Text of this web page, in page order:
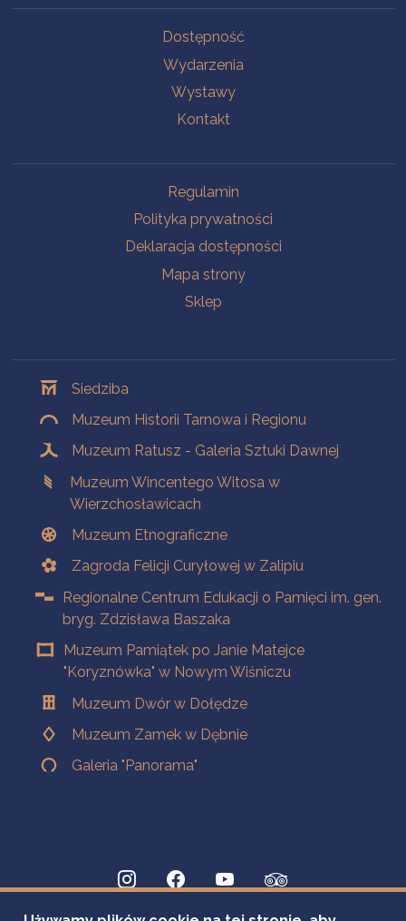
Dostępność
Wydarzenia
Wystawy
Kontakt
Regulamin
Polityka prywatności
Deklaracja dostępności
Mapa strony
Sklep
Siedziba
Muzeum Historii Tarnowa i Regionu
Muzeum Ratusz - Galeria Sztuki Dawnej
Muzeum Wincentego Witosa w
Wierzchosławicach
Muzeum Etnograficzne
Zagroda Felicji Curyłowej w Zalipiu
Regionalne Centrum Edukacji o Pamięci im. gen.
bryg. Zdzisława Baszaka
Muzeum Pamiątek po Janie Matejce
"Koryznówka" w Nowym Wiśniczu
Muzeum Dwór w Dołędze
Muzeum Zamek w Dębnie
Galeria "Panorama"